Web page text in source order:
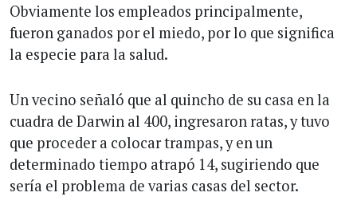
Obviamente los empleados principalmente,
fueron ganados por el miedo, por lo que significa
la especie para la salud.
Un vecino señaló que al quincho de su casa en la
cuadra de Darwin al 400, ingresaron ratas, y tuvo
que proceder a colocar trampas, y en un
determinado tiempo atrapó 14, sugiriendo que
sería el problema de varias casas del sector.